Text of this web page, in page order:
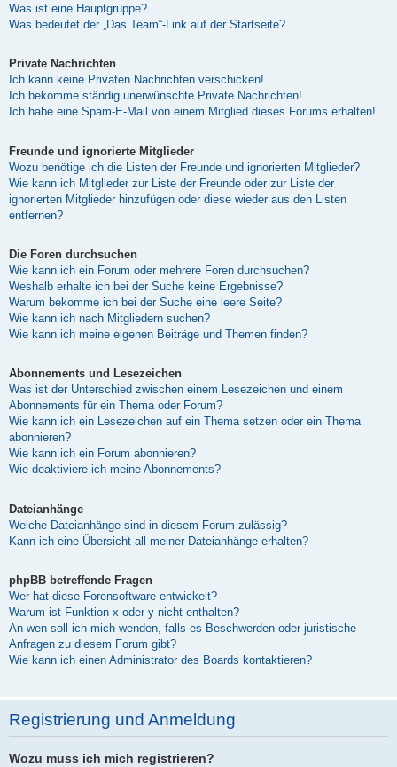
Was ist eine Hauptgruppe?
Was bedeutet der „Das Team“-Link auf der Startseite?
Private Nachrichten
Ich kann keine Privaten Nachrichten verschicken!
Ich bekomme ständig unerwünschte Private Nachrichten!
Ich habe eine Spam-E-Mail von einem Mitglied dieses Forums erhalten!
Freunde und ignorierte Mitglieder
Wozu benötige ich die Listen der Freunde und ignorierten Mitglieder?
Wie kann ich Mitglieder zur Liste der Freunde oder zur Liste der
ignorierten Mitglieder hinzufügen oder diese wieder aus den Listen
entfernen?
Die Foren durchsuchen
Wie kann ich ein Forum oder mehrere Foren durchsuchen?
Weshalb erhalte ich bei der Suche keine Ergebnisse?
Warum bekomme ich bei der Suche eine leere Seite?
Wie kann ich nach Mitgliedern suchen?
Wie kann ich meine eigenen Beiträge und Themen finden?
Abonnements und Lesezeichen
Was ist der Unterschied zwischen einem Lesezeichen und einem
Abonnements für ein Thema oder Forum?
Wie kann ich ein Lesezeichen auf ein Thema setzen oder ein Thema
abonnieren?
Wie kann ich ein Forum abonnieren?
Wie deaktiviere ich meine Abonnements?
Dateianhänge
Welche Dateianhänge sind in diesem Forum zulässig?
Kann ich eine Übersicht all meiner Dateianhänge erhalten?
phpBB betreffende Fragen
Wer hat diese Forensoftware entwickelt?
Warum ist Funktion x oder y nicht enthalten?
An wen soll ich mich wenden, falls es Beschwerden oder juristische
Anfragen zu diesem Forum gibt?
Wie kann ich einen Administrator des Boards kontaktieren?
Registrierung und Anmeldung
Wozu muss ich mich registrieren?